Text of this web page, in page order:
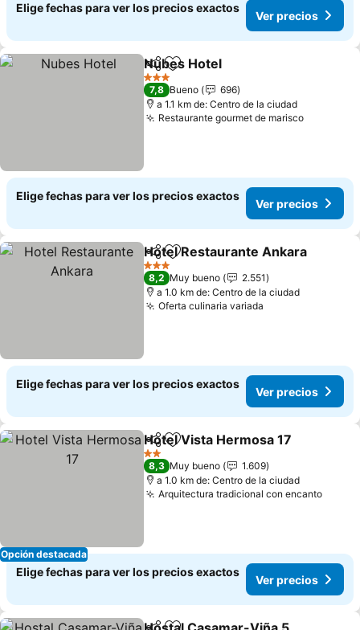
Elige fechas para ver los precios exactos
Ver precios
CompartirAgregar a favoritos
Nubes Hotel
3 Estrellas
7,8 Bueno
696
a 1.1 km de: Centro de la ciudad
Restaurante gourmet de mariscoVer
Elige fechas para ver los precios exactos
Ver precios
CompartirAgregar a favoritos
Hotel Restaurante Ankara
3 Estrellas
8,2 Muy bueno
2.551
a 1.0 km de: Centro de la ciudad
Oferta culinaria variada
Elige fechas para ver los precios exactos
Ver precios
Opción destacada
CompartirAgregar a favoritos
Hotel Vista Hermosa 17
2 Estrellas
8,3 Muy bueno
1.609
a 1.0 km de: Centro de la ciudad
Arquitectura tradicional con encantoVer
Elige fechas para ver los precios exactos
Ver precios